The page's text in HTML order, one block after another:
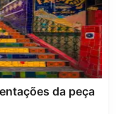
da peça